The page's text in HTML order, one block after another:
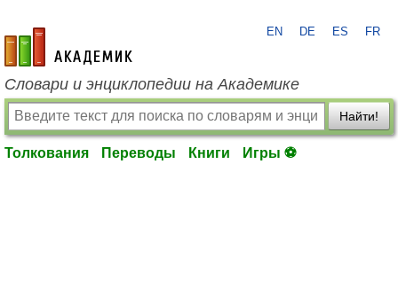
academic.ru
EN DE ES FR
Словари и энциклопедии на Академике
Найти!
Толкования Переводы Книги Игры ⚽